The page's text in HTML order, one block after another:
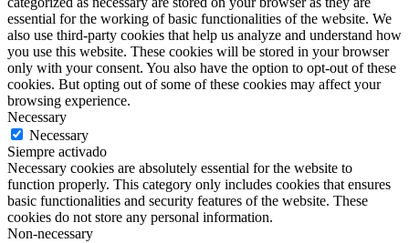
essential for the working of basic functionalities of the website. We
also use third-party cookies that help us analyze and understand how
you use this website. These cookies will be stored in your browser
only with your consent. You also have the option to opt-out of these
cookies. But opting out of some of these cookies may affect your
browsing experience.
Necessary
Necessary
Siempre activado
Necessary cookies are absolutely essential for the website to
function properly. This category only includes cookies that ensures
basic functionalities and security features of the website. These
cookies do not store any personal information.
Non-necessary